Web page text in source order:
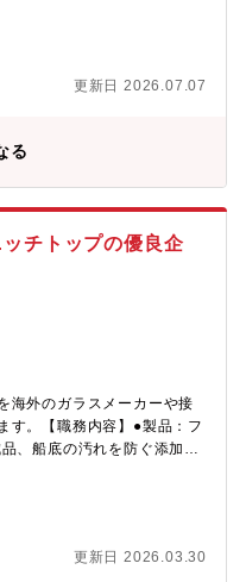
成長を感じます。【キャリ
、海外へ赴任し、現役で
たり、事業を牽引したり役
し業界のトレンド・ニーズ
務を拾い上げ、新たな加工
こなっていただきます。■新
引条件に関する商談■議事
）としての海外出張がござ
】昨今注目度の高い車載セ
あるため長期的な受注が見
いパワー半導体加工や6イン
場を設立して大規模な設
わず活躍されている方が多
8番5号※JＲ「甲子園口」
程度※住宅手当あり、交通
間/月・出張あり(週に数
更新日 2026.07.07
る
ッチトップの優良企
海外のガラスメーカーや接
す。【職務内容】●製品：フ
、船底の汚れを防ぐ添加剤
接着剤メーカー、塗料メー
：メールやTELでの業務が
エンドユーザーからの問い
中国、韓国、台湾、
更新日 2026.03.30